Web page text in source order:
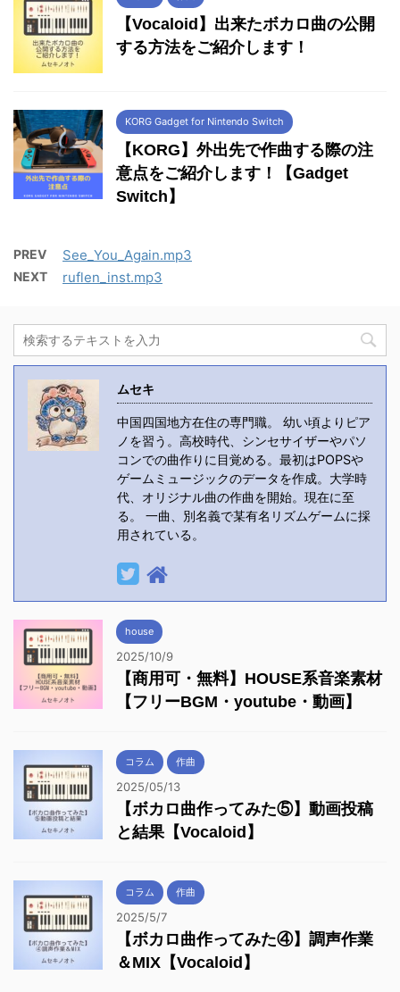
【Vocaloid】出来たボカロ曲の公開
する方法をご紹介します！
KORG Gadget for Nintendo Switch
【KORG】外出先で作曲する際の注
意点をご紹介します！【Gadget
Switch】
PREV See_You_Again.mp3
NEXT ruflen_inst.mp3
ムセキ
中国四国地方在住の専門職。 幼い頃よりピア
ノを習う。高校時代、シンセサイザーやパソ
コンでの曲作りに目覚める。最初はPOPSや
ゲームミュージックのデータを作成。大学時
代、オリジナル曲の作曲を開始。現在に至
る。 一曲、別名義で某有名リズムゲームに採
用されている。
house
2025/10/9
【商用可・無料】HOUSE系音楽素材
【フリーBGM・youtube・動画】
コラム 作曲
2025/05/13
【ボカロ曲作ってみた⑤】動画投稿
と結果【Vocaloid】
コラム 作曲
2025/5/7
【ボカロ曲作ってみた④】調声作業
＆MIX【Vocaloid】